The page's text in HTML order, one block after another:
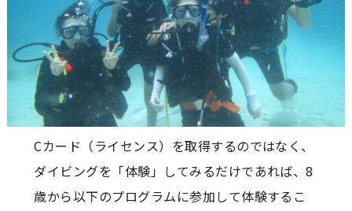
Cカード（ライセンス）を取得するのではなく、
ダイビングを「体験」してみるだけであれば、8
歳から以下のプログラムに参加して体験するこ